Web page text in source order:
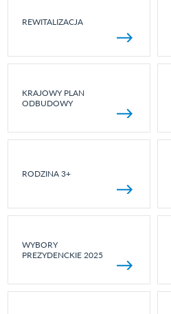
REWITALIZACJA
KRAJOWY PLAN
ODBUDOWY
RODZINA 3+
WYBORY
PREZYDENCKIE 2025